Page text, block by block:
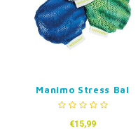
Manimo Stress Bal
€15,99